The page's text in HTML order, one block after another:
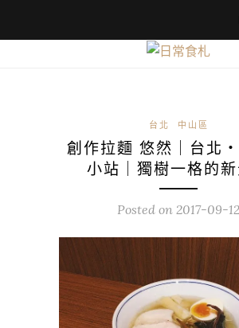
台北 中山區
創作拉麵 悠然｜台北
小站｜獨樹一格的
Posted on 2017-09-12